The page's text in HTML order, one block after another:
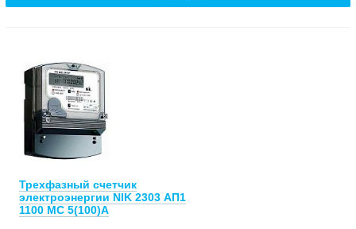
Трехфазный счетчик
электроэнергии NIK 2303 АП1
1100 MC 5(100)А